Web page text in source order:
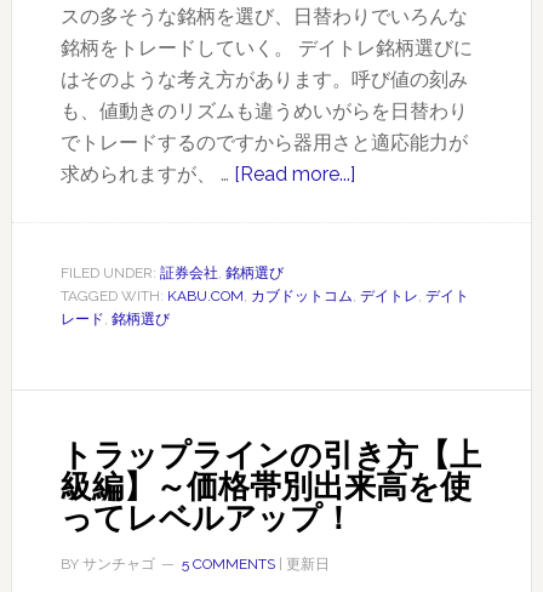
スの多そうな銘柄を選び、日替わりでいろんな
銘柄をトレードしていく。 デイトレ銘柄選びに
はそのような考え方があります。呼び値の刻み
も、値動きのリズムも違うめいがらを日替わり
でトレードするのですから器用さと適応能力が
求められますが、 … [Read more...]
タ
な
イ
ト
FILED UNDER: 証券会社, 銘柄選び
TAGGED WITH: KABU.COM, カブドットコム, デイトレ, デイト
レード, 銘柄選び
トラップラインの引き方【上
級編】～価格帯別出来高を使
ってレベルアップ！
BY サンチャゴ 5 COMMENTS| 更新日